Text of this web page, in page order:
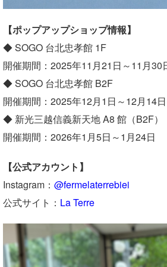
【ポップアップショップ情報】
◆ SOGO 台北忠孝館 1F
開催期間：2025年11月21日～11月30
◆ SOGO 台北忠孝館 B2F
開催期間：2025年12月1日～12月14日
◆ 新光三越信義新天地 A8 館（B2F）
開催期間：2026年1月5日～1月24日
【公式アカウント】
Instagram： @fermelaterrebiei
公式サイト： La Terre